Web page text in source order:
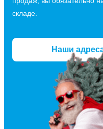
складе.
Наши